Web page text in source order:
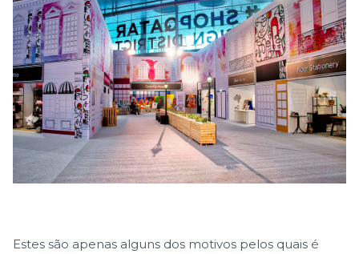
Estes são apenas alguns dos motivos pelos quais é